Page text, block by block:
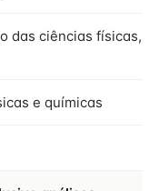
das ciências físicas,
e químicas